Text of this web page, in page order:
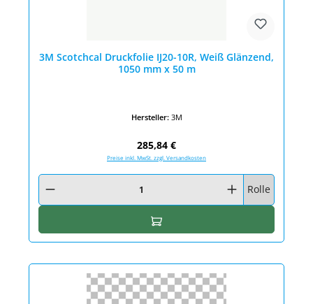
3M Scotchcal Druckfolie IJ20-10R, Weiß Glänzend,
1050 mm x 50 m
Hersteller: 3M
Regulärer Preis:
285,84 €
Preise inkl. MwSt. zzgl. Versandkosten
Produkt Anzahl: Gib den gewünschten Wert ein oder benutze die
Rolle
In den Warenkorb